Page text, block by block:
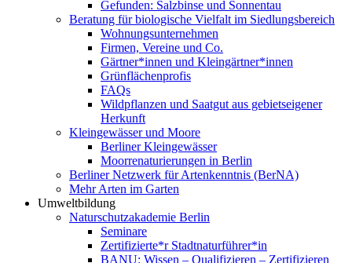
Gefunden: Salzbinse und Sonnentau
Beratung für biologische Vielfalt im Siedlungsbereich
Wohnungsunternehmen
Firmen, Vereine und Co.
Gärtner*innen und Kleingärtner*innen
Grünflächenprofis
FAQs
Wildpflanzen und Saatgut aus gebietseigener
Herkunft
Kleingewässer und Moore
Berliner Kleingewässer
Moorrenaturierungen in Berlin
Berliner Netzwerk für Artenkenntnis (BerNA)
Mehr Arten im Garten
Umweltbildung
Naturschutzakademie Berlin
Seminare
Zertifizierte*r Stadtnaturführer*in
BANU: Wissen – Qualifizieren – Zertifizieren